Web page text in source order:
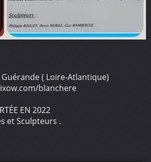
( Loire-Atlantique)
blanchere
EN 2022
et Sculpteurs .